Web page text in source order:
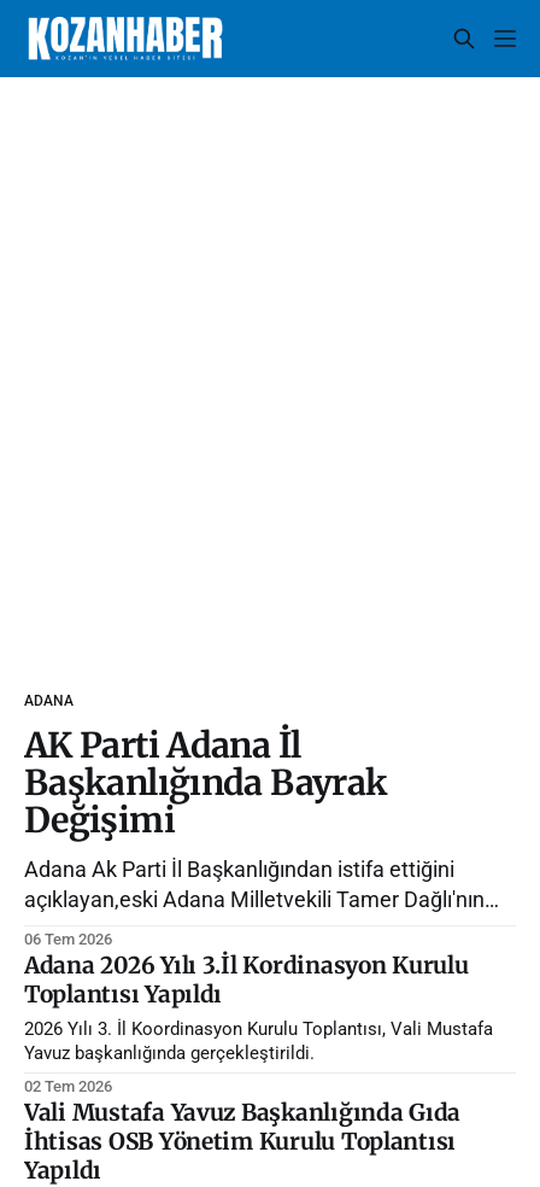
ADANA
AK Parti Adana İl
Başkanlığında Bayrak
Değişimi
Adana Ak Parti İl Başkanlığından istifa ettiğini
açıklayan,eski Adana Milletvekili Tamer Dağlı'nın
yerine Avukat Mustafa Özkan atandı.
06 Tem 2026
Adana 2026 Yılı 3.İl Kordinasyon Kurulu
Toplantısı Yapıldı
2026 Yılı 3. İl Koordinasyon Kurulu Toplantısı, Vali Mustafa
Yavuz başkanlığında gerçekleştirildi.
02 Tem 2026
Vali Mustafa Yavuz Başkanlığında Gıda
İhtisas OSB Yönetim Kurulu Toplantısı
Yapıldı